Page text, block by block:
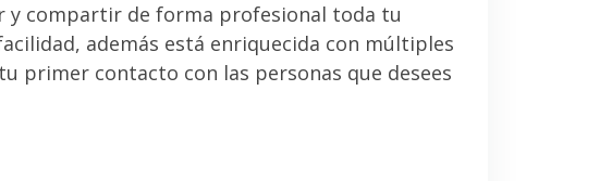
y compartir de forma profesional toda tu
además está enriquecida con múltiples
primer contacto con las personas que desees